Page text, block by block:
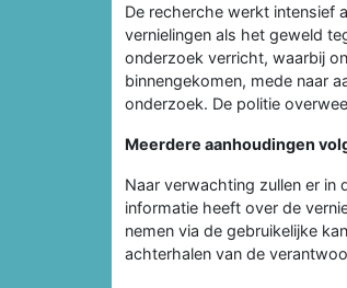
De recherche werkt intensief
vernielingen als het geweld
onderzoek verricht, waarbij
binnengekomen, mede naar
onderzoek. De politie
Meerdere aanhoudingen
Naar verwachting zullen er in
informatie heeft over de
nemen via de gebruikelijke
achterhalen van de